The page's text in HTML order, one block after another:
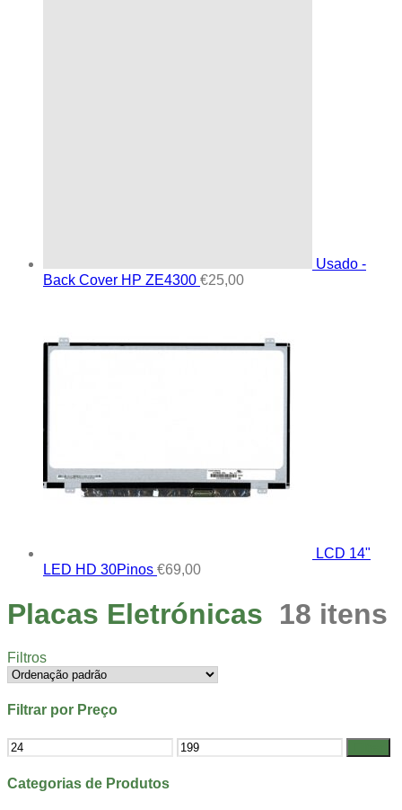
Usado -
Back Cover HP ZE4300 €25,00
LCD 14"
LED HD 30Pinos €69,00
Placas Eletrónicas 18 itens
Filtros
Filtrar por Preço
Preço
mínimo
Preço
máximo
Categorias de Produtos